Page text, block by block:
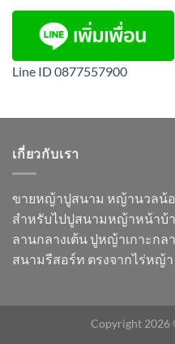
Line ID 0877557900
เกี่ยวกับเรา
ขายหญ้าปูสนาม หญ้านวลน้
สำหรับไปปูสนามหญ้าหน้า
ลานกลางเต้น ปูหญ้าเกาะก
สนามรีสอร์ท ตรงจากไร่หญ้า
Copyright 2026